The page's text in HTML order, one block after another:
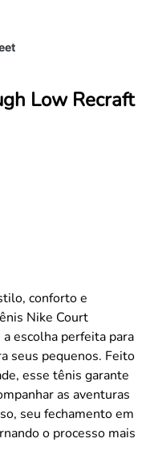
Low Recraft
conforto e
Nike Court
escolha perfeita para
seus pequenos. Feito
esse tênis garante
as aventuras
seu fechamento em
o processo mais